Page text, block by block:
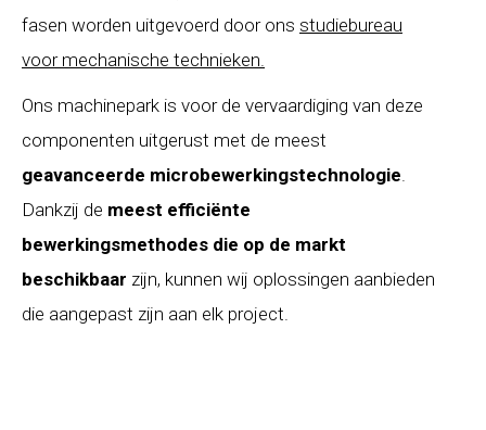
fasen worden uitgevoerd door ons studiebureau
voor mechanische technieken.
Ons machinepark is voor de vervaardiging van deze
componenten uitgerust met de meest
geavanceerde microbewerkingstechnologie.
Dankzij de meest efficiënte
bewerkingsmethodes die op de markt
beschikbaar zijn, kunnen wij oplossingen aanbieden
die aangepast zijn aan elk project.